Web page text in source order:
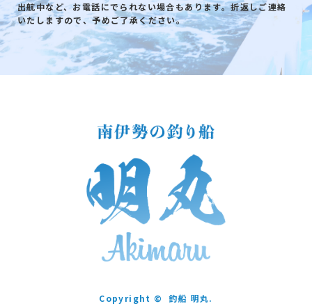
出航中など、お電話にでられない場合もあります。折返しご連絡
いたしますので、予めご了承ください。
Copyright ©釣船 明丸.